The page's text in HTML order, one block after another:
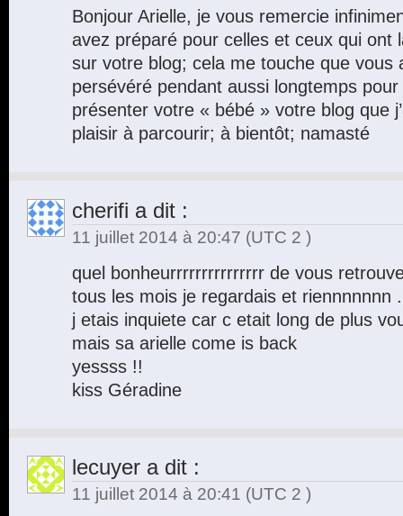
Bonjour Arielle, je vous remercie
avez préparé pour celles et ceux qui ont
sur votre blog; cela me touche que vous
persévéré pendant aussi longtemps
présenter votre « bébé » votre blog que
plaisir à parcourir; à bientôt; namasté
cherifi a dit :
11 juillet 2014 à 20:47 (UTC 2 )
quel bonheurrrrrrrrrrrrrrr de vous
tous les mois je regardais et riennnnnnn .
j etais inquiete car c etait long de plus
mais sa arielle come is back
yessss !!
kiss Géradine
lecuyer a dit :
11 juillet 2014 à 20:41 (UTC 2 )